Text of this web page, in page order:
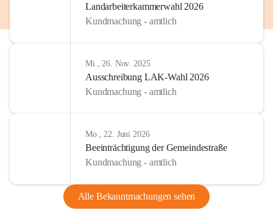
Landarbeiterkammerwahl 2026
Kundmachung - amtlich
Mi., 26. Nov. 2025
Ausschreibung LAK-Wahl 2026
Kundmachung - amtlich
Mo., 22. Juni 2026
Beeinträchtigung der Gemeindestraße
Kundmachung - amtlich
Alle Bekanntmachungen sehen